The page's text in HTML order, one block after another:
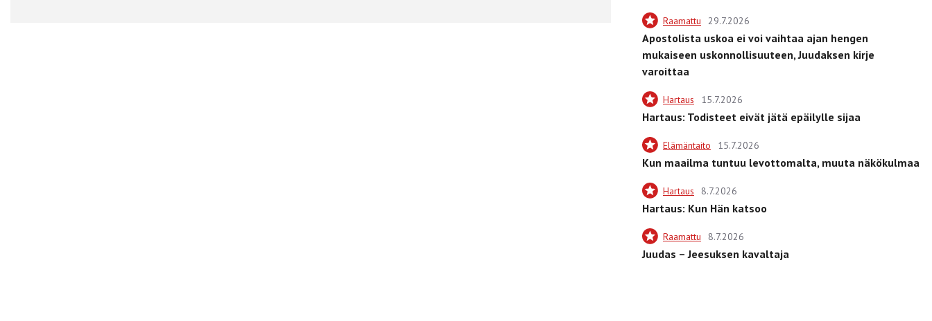
Raamattu 29.7.2026
Apostolista uskoa ei voi vaihtaa ajan hengen
mukaiseen uskonnollisuuteen, Juudaksen kirje
varoittaa
Hartaus 15.7.2026
Hartaus: Todisteet eivät jätä epäilylle sijaa
Elämäntaito 15.7.2026
Kun maailma tuntuu levottomalta, muuta näkökulmaa
Hartaus 8.7.2026
Hartaus: Kun Hän katsoo
Raamattu 8.7.2026
Juudas – Jeesuksen kavaltaja